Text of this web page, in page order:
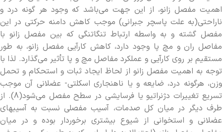
اهميت مفصل زانو، از اين جهت مي­‌باشد كه وجود هر گونه درد و
ناراحتي(به علت پاسچر جبراني) موجب كاهش دامنه حركتي در اين
مفصل گشته و به واسطه ارتباط تنگاتنگي كه بين مفصل زانو با
مفاصل ران و مچ پا وجود دارد، كاهش كارآيي مفصل زانو، به طور
مستقيم بر روي كارآيي و عملكرد مفاصل مچ و پا تأثير مي­‌گذارد. لذا با
توجه به اهميت مفصل زانو از لحاظ ايجاد ثبات و استحكام و تحمل
وزن، هرگونه درد، ضايعه و يا ناهنجاري اسکلتي- عضلاني آن موجب
تسريع تغييرات دژنراتيو يا فرسايشي در سطح مفصل مي­‌شود(8). از
طرف ديگر در ميان كل صدمات، آسيب مفصلي نسبت به آسيب­هاي
عضلاني و استخواني از شيوع بيشتري برخوردار بوده و در ميان